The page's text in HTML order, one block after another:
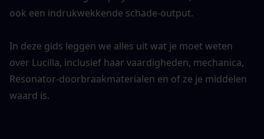
ook een indrukwekkende schade-output.
In deze gids leggen we alles uit wat je moet weten
over Lucilla, inclusief haar vaardigheden, mechanica,
Resonator-doorbraakmaterialen en of ze je middelen
waard is.